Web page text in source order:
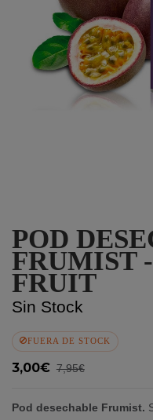
POD
FRUMIST
FRUIT
Sin Stock
FUERA DE STOCK
3,00€ 7,95€
Pod desechable Frumist.